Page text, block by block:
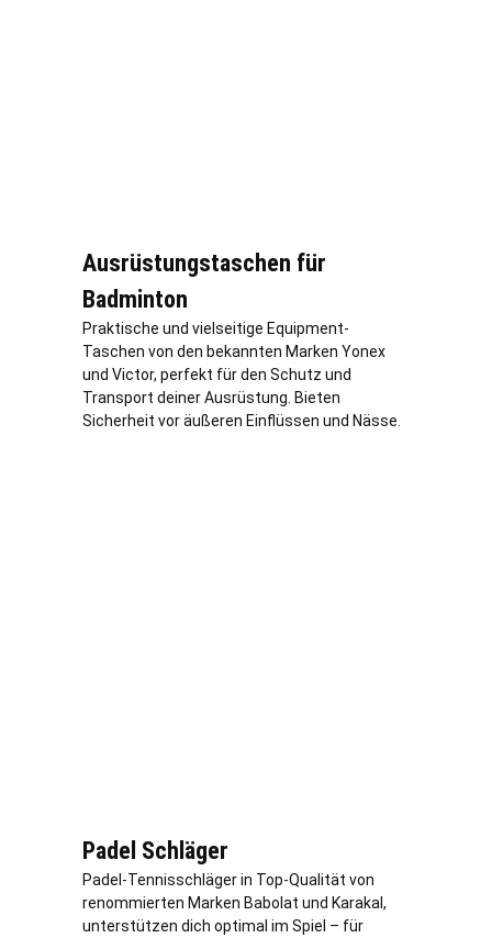
Ausrüstungstaschen für
Badminton
Praktische und vielseitige Equipment-
Taschen von den bekannten Marken Yonex
und Victor, perfekt für den Schutz und
Transport deiner Ausrüstung. Bieten
Sicherheit vor äußeren Einflüssen und Nässe.
Padel Schläger
Padel-Tennisschläger in Top-Qualität von
renommierten Marken Babolat und Karakal,
unterstützen dich optimal im Spiel – für